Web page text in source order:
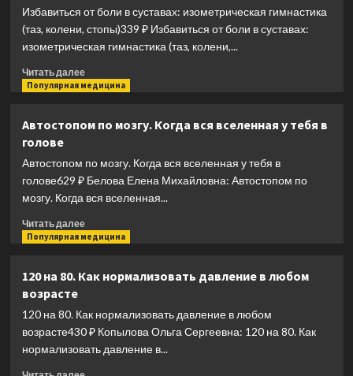
нашем
супероргане,
которого
не
видна
Избавиться от боли в суставах: изометрическая гимнастика
(таз, колени, стопы)339 ₽ Избавиться от боли в суставах:
изометрическая гимнастика (таз, колени,...
Читать далееПрочитать
больше
от
в
суставах:
гимнастика
(таз,
колени,
Популярная медицина
Автостопом по мозгу. Когда вся вселенная у тебя в
голове
Автостопом по мозгу. Когда вся вселенная у тебя в
голове629 ₽ Белова Елена Михайловна: Автостопом по
мозгу. Когда вся вселенная...
Читать далееПрочитать
больше
по
Когда
вся
у
тебя
Популярная медицина
120 на 80. Как нормализовать давление в любом
возрасте
120 на 80. Как нормализовать давление в любом
возрасте430 ₽ Копылова Ольга Сергеевна: 120 на 80. Как
нормализовать давление в...
Прочитать